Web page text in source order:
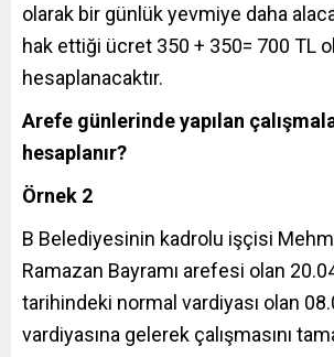
olarak bir günlük yevmiye daha
hak ettiği ücret 350 + 350= 700 TL
hesaplanacaktır.
Arefe günlerinde yapılan
hesaplanır?
Örnek 2
B Belediyesinin kadrolu işçisi
Ramazan Bayramı arefesi olan
tarihindeki normal vardiyası olan
vardiyasına gelerek çalışmasını